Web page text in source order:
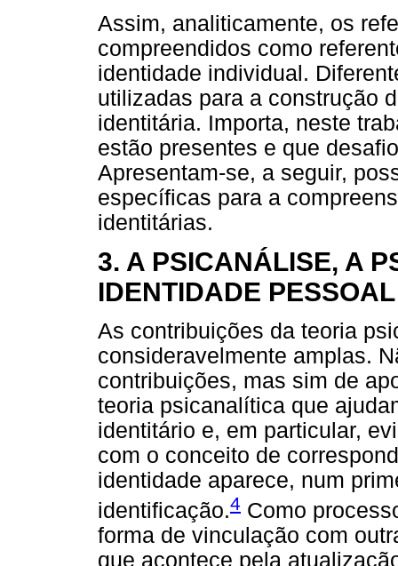
Assim, analiticamente, os
compreendidos como
identidade individual.
utilizadas para a construção
identitária. Importa, neste
estão presentes e que
Apresentam-se, a seguir,
específicas para a
identitárias.
3. A PSICANÁLISE, A
IDENTIDADE PESSOAL
As contribuições da teoria
consideravelmente amplas.
contribuições, mas sim de
teoria psicanalítica que
identitário e, em particular,
com o conceito de
identidade aparece, num
identificação.4 Como
forma de vinculação com
que acontece pela